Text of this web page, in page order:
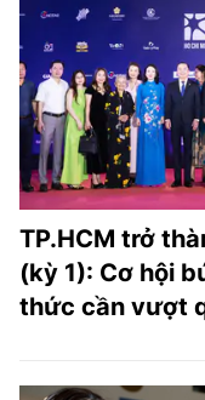
TP.HCM trở
(kỳ 1): Cơ hội
thức cần vượt